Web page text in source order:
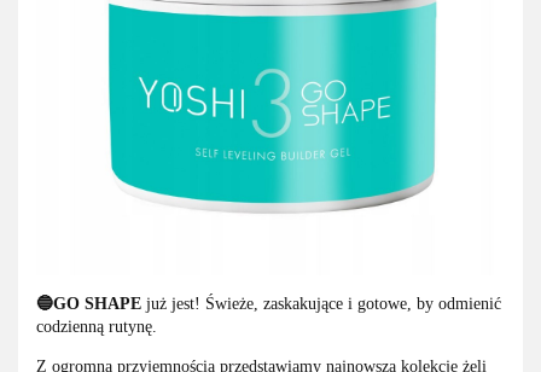
🔵GO SHAPE już jest! Świeże, zaskakujące i gotowe, by odmienić
codzienną rutynę.
Z ogromną przyjemnością przedstawiamy najnowszą kolekcję żeli